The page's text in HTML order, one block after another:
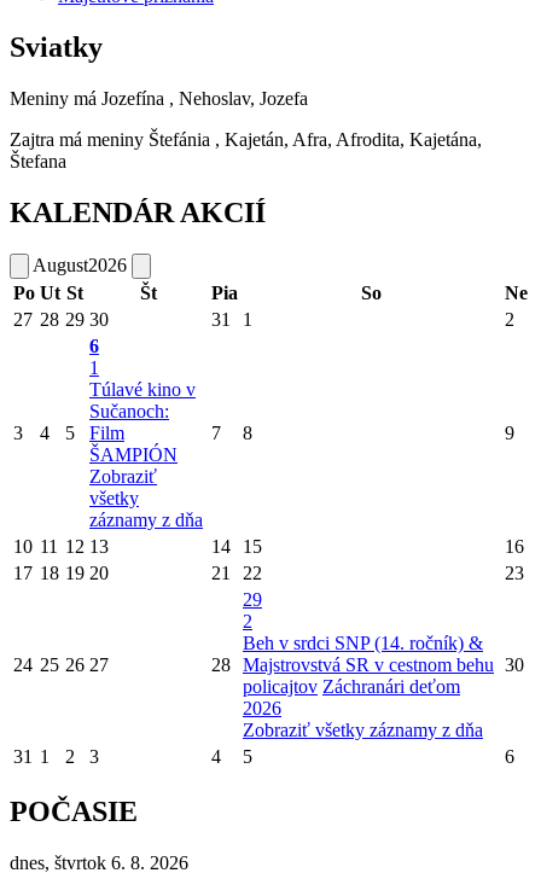
Sviatky
Meniny má Jozefína , Nehoslav, Jozefa
Zajtra má meniny Štefánia , Kajetán, Afra, Afrodita, Kajetána,
Štefana
KALENDÁR AKCIÍ
August2026
Po Ut St Št Pia So
Ne
27 28 29 30 31 1 2
3 4 5
6
1
Túlavé kino v
Sučanoch:
Film
ŠAMPIÓN
Zobraziť
všetky
záznamy z dňa
7 8 9
10 11 12 13 14 15
16
17 18 19 20 21 22 23
24 25 26 27 28
29
2
Beh v srdci SNP (14. ročník) &
Majstrovstvá SR v cestnom behu
policajtov Záchranári deťom
2026
Zobraziť všetky záznamy z dňa
30
31 1 2 3 4 5 6
POČASIE
dnes, štvrtok 6. 8. 2026